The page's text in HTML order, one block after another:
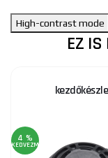
High-contrast mode
EZ IS
4 %
KEDVEZMÉNY